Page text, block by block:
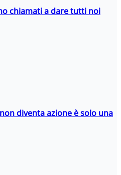
chiamati a dare tutti noi
diventa azione è solo una